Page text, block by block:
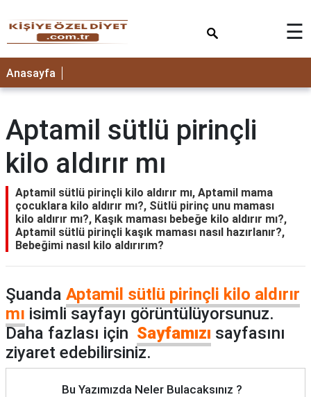
ANASAYFA
☰
Anasayfa
Aptamil sütlü pirinçli
kilo aldırır mı
Aptamil sütlü pirinçli kilo aldırır mı, Aptamil mama
çocuklara kilo aldırır mı?, Sütlü pirinç unu maması
kilo aldırır mı?, Kaşık maması bebeğe kilo aldırır mı?,
Aptamil sütlü pirinçli kaşık maması nasıl hazırlanır?,
Bebeğimi nasıl kilo aldırırım?
Şuanda Aptamil sütlü pirinçli kilo aldırır
mı isimli sayfayı görüntülüyorsunuz.
Daha fazlası için Sayfamızı sayfasını
ziyaret edebilirsiniz.
Bu Yazımızda Neler Bulacaksınız ?